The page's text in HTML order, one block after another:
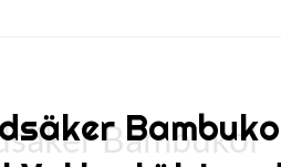
Bambukol